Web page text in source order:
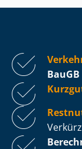
BauGB